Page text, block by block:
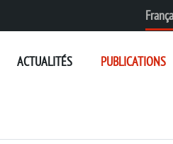
ACTUALITÉS PUBLICATIONS